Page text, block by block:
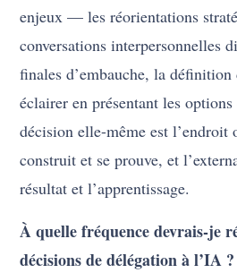
enjeux — les réorientations
conversations interpersonnelles
finales d’embauche, la
éclairer en présentant les
décision elle-même est l’endroit
construit et se prouve, et
résultat et l’apprentissage.
À quelle fréquence devrais-je
décisions de délégation à l’IA ?